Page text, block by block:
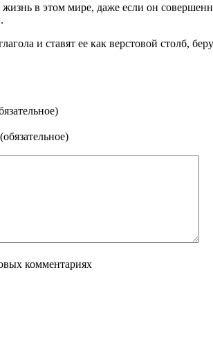
жизнь в этом мире, даже если он
и ставят ее как верстовой столб,
комментариях